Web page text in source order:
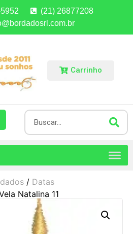
(21) 26877208
Carrinho
/ Datas
Natalina 11